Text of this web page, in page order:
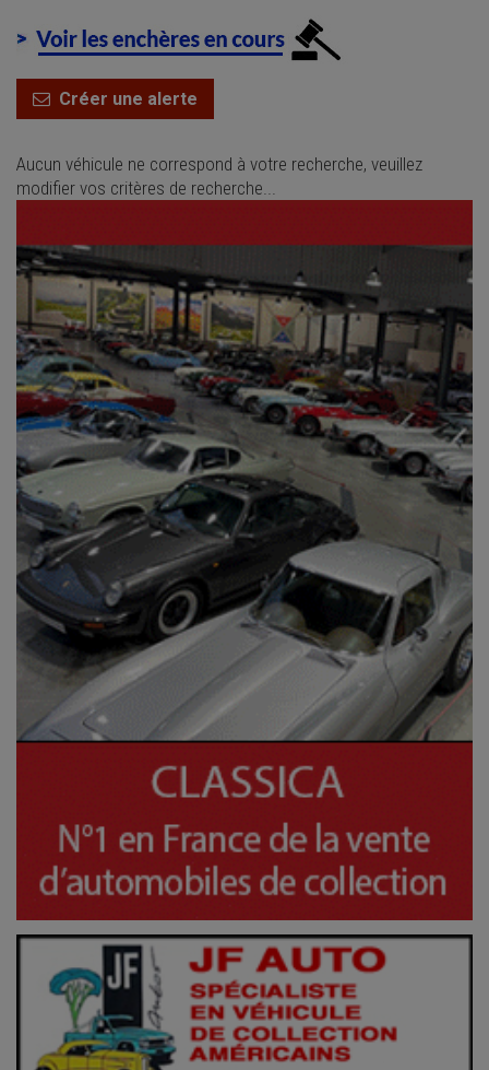
Créer une alerte
Aucun véhicule ne correspond à votre recherche, veuillez
modifier vos critères de recherche...